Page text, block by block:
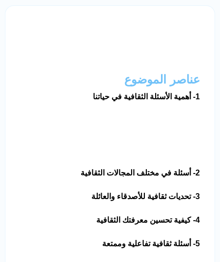
عناصر الموضوع
1- أهمية الأسئلة الثقافية في حياتنا
2- أسئلة في مختلف المجالات الثقافية
3- تحديات ثقافية للأصدقاء والعائلة
4- كيفية تحسين معرفتك الثقافية
5- أسئلة ثقافية تفاعلية وممتعة